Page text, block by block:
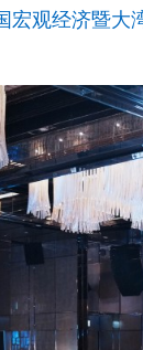
宏观经济暨大